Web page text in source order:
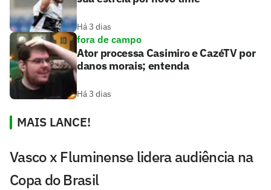
Há 3 dias
fora de campo
Ator processa Casimiro e CazéTV por
danos morais; entenda
Há 3 dias
MAIS LANCE!
Vasco x Fluminense lidera audiência na
Copa do Brasil